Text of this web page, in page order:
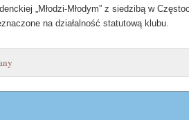
„Młodzi-Młodym” z siedzibą w
na działalność statutową klubu.